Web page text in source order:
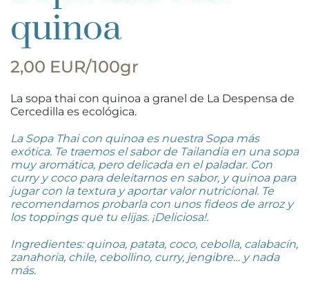
quinoa
2,00 EUR/100gr
La sopa thai con quinoa a granel de La Despensa de
Cercedilla es ecológica.
La Sopa Thai con quinoa es nuestra Sopa más
exótica. Te traemos el sabor de Tailandia en una sopa
muy aromática, pero delicada en el paladar. Con
curry y coco para deleitarnos en sabor, y quinoa para
jugar con la textura y aportar valor nutricional. Te
recomendamos probarla con unos fideos de arroz y
los toppings que tu elijas. ¡Deliciosa!.
Ingredientes: quinoa, patata, coco, cebolla, calabacín,
zanahoria, chile, cebollino, curry, jengibre… y nada
más.